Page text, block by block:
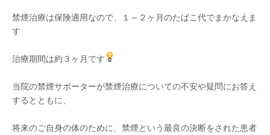
禁煙治療は保険適用なので、１～２ヶ月のたばこ代でまかなえま
す
治療期間は約３ヶ月です
当院の禁煙サポーターが禁煙治療についての不安や疑問にお答え
するとともに、
将来のご自身の体のために、禁煙という最良の決断をされた患者